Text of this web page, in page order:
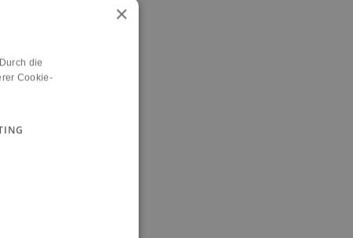
×
die
Cookie-